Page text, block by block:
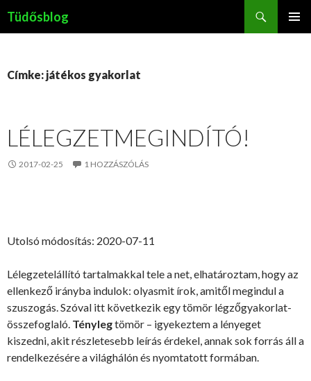
Tüdősblog
Címke: játékos gyakorlat
LÉLEGZETMEGINDÍTÓ!
2017-02-25 1 HOZZÁSZÓLÁS
Utolsó módosítás: 2020-07-11
Lélegzetelállító tartalmakkal tele a net, elhatároztam, hogy az
ellenkező irányba indulok: olyasmit írok, amitől megindul a
szuszogás. Szóval itt következik egy tömör légzőgyakorlat-
összefoglaló. Ténylegtömör – igyekeztem a lényeget
kiszedni, akit részletesebb leírás érdekel, annak sok forrás áll a
rendelkezésére a világhálón és nyomtatott formában.